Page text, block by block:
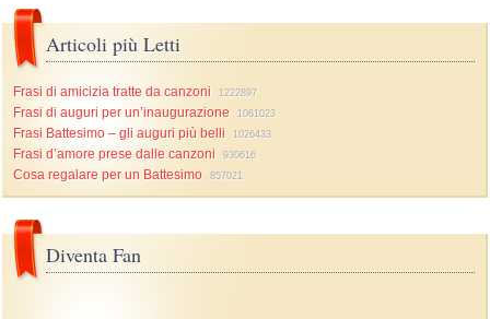
Articoli più Letti
Frasi di amicizia tratte da canzoni 1222897
Frasi di auguri per un’inaugurazione 1061023
Frasi Battesimo – gli auguri più belli 1026433
Frasi d’amore prese dalle canzoni 930616
Cosa regalare per un Battesimo 857021
Diventa Fan